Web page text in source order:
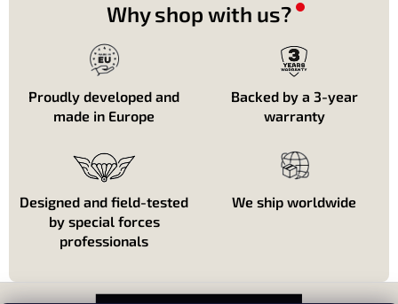
Why shop with us?
Proudly developed and
made in Europe
Backed by a 3-year
warranty
Designed and field-tested
by special forces
professionals
We ship worldwide